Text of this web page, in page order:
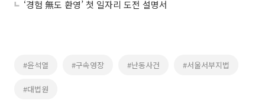
‘경험 無도 환영’ 첫 일자리 도전 설명서
#윤석열 #구속영장 #난동사건 #서울서부지법
#대법원